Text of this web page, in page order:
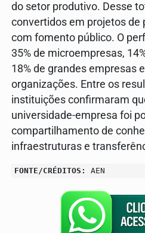
do setor produtivo. Desse
convertidos em projetos de
com fomento público. O
35% de microempresas,
18% de grandes empresas
organizações. Entre os
instituições confirmaram
universidade-empresa foi
compartilhamento de
infraestruturas e
FONTE/CRÉDITOS: AEN